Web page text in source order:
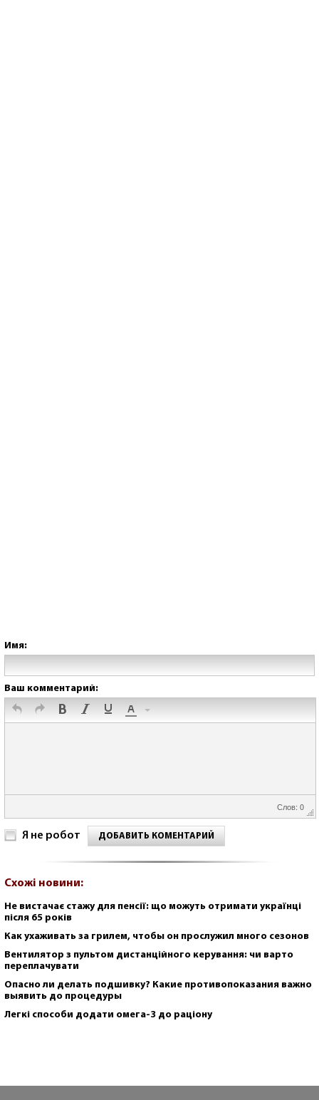
Имя:
Ваш комментарий:
Слов: 0
Я не робот ДОБАВИТЬ КОМЕНТАРИЙ
Схожі новини:
Не вистачає стажу для пенсії: що можуть отримати українці
після 65 років
Как ухаживать за грилем, чтобы он прослужил много сезонов
Вентилятор з пультом дистанційного керування: чи варто
переплачувати
Опасно ли делать подшивку? Какие противопоказания важно
выявить до процедуры
Легкі способи додати омега-3 до раціону